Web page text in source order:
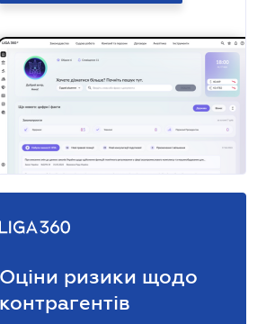
Оціни ризики щодо
контрагентів